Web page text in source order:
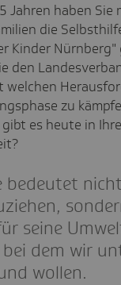
Jahren haben Sie
die
Kinder
den
welchen
zu
es heute in
bedeutet
seine
bei dem wir
wollen.